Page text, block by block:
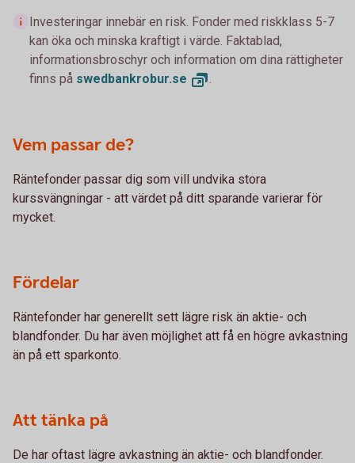
Investeringar innebär en risk. Fonder med riskklass 5-7
kan öka och minska kraftigt i värde. Faktablad,
informationsbroschyr och information om dina rättigheter
finns på swedbankrobur.se .
Vem passar de?
Räntefonder passar dig som vill undvika stora
kurssvängningar - att värdet på ditt sparande varierar för
mycket.
Fördelar
Räntefonder har generellt sett lägre risk än aktie- och
blandfonder. Du har även möjlighet att få en högre avkastning
än på ett sparkonto.
Att tänka på
De har oftast lägre avkastning än aktie- och blandfonder.